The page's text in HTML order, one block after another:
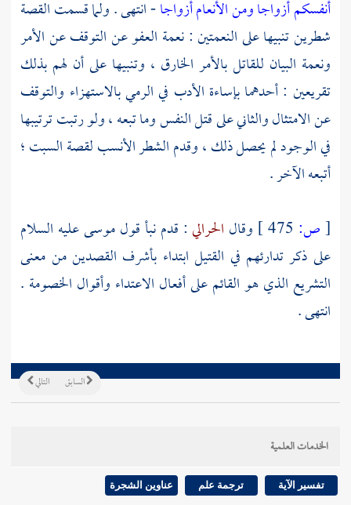
أنفسكم أزواجا ومن الأنعام أزواجا- انتهى . ولما قسمت القصة
شطرين تنبيها على النعمتين : نعمة العفو عن التوقف عن الأمر
ونعمة البيان للقاتل بالأمر الخارق ، وتنبيها على أن لهم بذلك
تقريعين : أحدهما بإساءة الأدب في الرمي بالاستهزاء والتوقف
عن الامتثال والثاني على قتل النفس وما تبعه ، ولو رتبت ترتيبها
في الوجود لم يحصل ذلك ، وقدم الشطر الأنسب لقصة السبت ؛
أتبعه الآخر .
[ص: وقال الحرالي: قدم نبأ قولموسىعليه السلام
على ذكر تدارئهم في القتيل ابتداء بأشرف القصدين من معنى
التشريع الذي هو القائم على أفعال الاعتداء وأقوال الخصومة .
انتهى .
التالي السابق
الخدمات العلمية
تفسير الآية ترجمة علم عناوين الشجرة